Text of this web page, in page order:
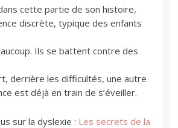
cette partie de son histoire,
discrète, typique des enfants
Ils se battent contre des
derrière les difficultés, une autre
est déjà en train de s’éveiller.
sur la dyslexie : Les secrets de la